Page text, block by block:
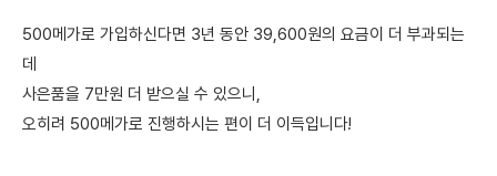
500메가로 가입하신다면 3년 동안 39,600원의 요금이 더 부과되는
데
사은품을 7만원 더 받으실 수 있으니,
오히려 500메가로 진행하시는 편이 더 이득입니다!